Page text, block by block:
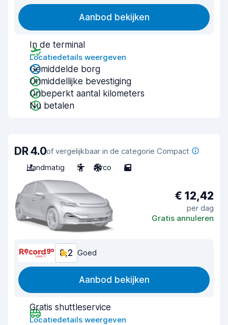
Aanbod bekijken
In de terminal
Locatiedetails weergeven
Gemiddelde borg
Onmiddellijke bevestiging
Onbeperkt aantal kilometers
Nu betalen
DR 4.0of vergelijkbaar in de categorie Compact
Handmatig
5 Airco 5
€ 12,42
per dag
Gratis annuleren
8,2 Goed
Aanbod bekijken
Gratis shuttleservice
Locatiedetails weergeven